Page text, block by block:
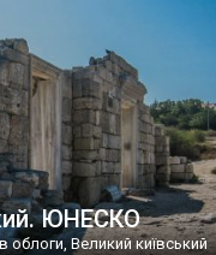
з фондів об’єкту
Таврійського».
але експерти та
[…]
ЮНЕСКО
облоги, Великий київський